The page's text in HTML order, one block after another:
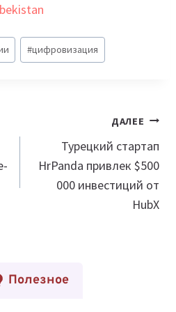
#цифровизация
ДАЛЕЕ
Турецкий стартап
HrPanda привлек $500
000 инвестиций от
HubX
Полезное